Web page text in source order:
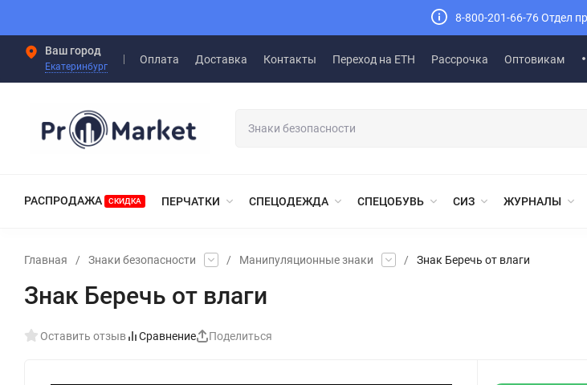
8-800-201-66-76 Отдел
Ваш город
Екатеринбург
Оплата Доставка Контакты Переход на ЕТН Рассрочка Оптовикам
РАСПРОДАЖА СКИДКА ПЕРЧАТКИ СПЕЦОДЕЖДА СПЕЦОБУВЬ СИЗ ЖУРНАЛЫ
Главная / Знаки безопасности / Манипуляционные знаки / Знак Беречь от влаги
Знак Беречь от влаги
Оставить отзыв Сравнение Поделиться